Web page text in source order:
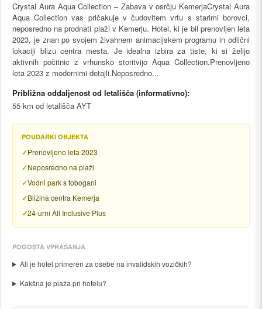
Crystal Aura Aqua Collection – Zabava v osrčju KemerjaCrystal Aura
Aqua Collection vas pričakuje v čudovitem vrtu s starimi borovci,
neposredno na prodnati plaži v Kemerju. Hotel, ki je bil prenovljen leta
2023, je znan po svojem živahnem animacijskem programu in odlični
lokaciji blizu centra mesta. Je idealna izbira za tiste, ki si želijo
aktivnih počitnic z vrhunsko storitvijo Aqua Collection.Prenovljeno
leta 2023 z modernimi detajli.Neposredno...
Približna oddaljenost od letališča (informativno):
55 km od letališča AYT
POUDARKI OBJEKTA
Prenovljeno leta 2023
Neposredno na plaži
Vodni park s tobogani
Bližina centra Kemerja
24-urni All Inclusive Plus
POGOSTA VPRAŠANJA
Ali je hotel primeren za osebe na invalidskih vozičkih?
Kakšna je plaža pri hotelu?